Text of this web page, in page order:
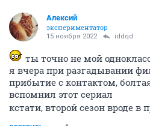
Алексий
экспериментатор
15 ноября 2022 iddqd
ты точно не мой
я вчера при разгадывании
прибытие с контактом,
вспомнил этот сериал
кстати, второй сезон вроде в